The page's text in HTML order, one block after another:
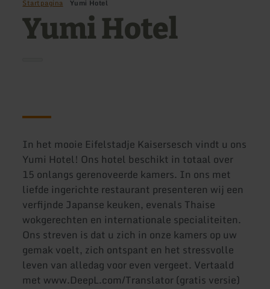
Startpagina Yumi Hotel
Yumi Hotel
In het mooie Eifelstadje Kaisersesch vindt u ons
Yumi Hotel! Ons hotel beschikt in totaal over
15 onlangs gerenoveerde kamers. In ons met
liefde ingerichte restaurant presenteren wij een
verfijnde Japanse keuken, evenals Thaise
wokgerechten en internationale specialiteiten.
Ons streven is dat u zich in onze kamers op uw
gemak voelt, zich ontspant en het stressvolle
leven van alledag voor even vergeet. Vertaald
met www.DeepL.com/Translator (gratis versie)